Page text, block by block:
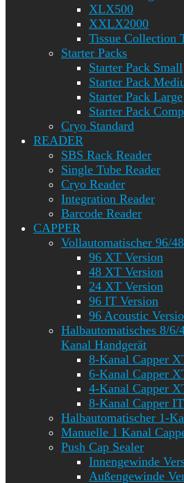
XLX500
XXLX2000
Tissue Collection
Starter Packs
Starter Pack Small
Starter Pack
Starter Pack Large
Starter Pack
Cryo Standard
READER
SBS Rack Reader
Single Tube Reader
Cryo Reader
Integration Reader
Barcode Reader
CAPPER
Vollautomatischer 96/
96 XT Version
48 XT Version
24 XT Version
96 IT Version
96 Acoustic
Halbautomatisches 8/6/
Kanal Handgerät
8-Kanal Capper
6-Kanal Capper
4-Kanal Capper
8-Kanal Capper IT
Halbautomatischer 1-
Manuelle 1 Kanal
Push Cap Sealer
Innengewinde
Außengewinde